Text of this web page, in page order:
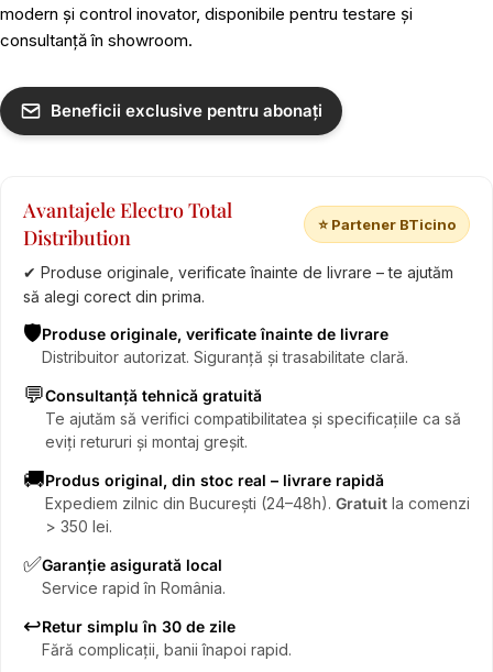
modern și control inovator, disponibile pentru testare și
consultanță în showroom.
Beneficii exclusive pentru abonați
Avantajele Electro Total
Distribution
⭐ Partener BTicino
✔ Produse originale, verificate înainte de livrare – te ajutăm
să alegi corect din prima.
🛡️Produse originale, verificate înainte de livrare
Distribuitor autorizat. Siguranță și trasabilitate clară.
💬Consultanță tehnică gratuită
Te ajutăm să verifici compatibilitatea și specificațiile ca să
eviți retururi și montaj greșit.
🚚Produs original, din stoc real – livrare rapidă
Expediem zilnic din București (24–48h). Gratuit la comenzi
> 350 lei.
✅Garanție asigurată local
Service rapid în România.
↩️Retur simplu în 30 de zile
Fără complicații, banii înapoi rapid.